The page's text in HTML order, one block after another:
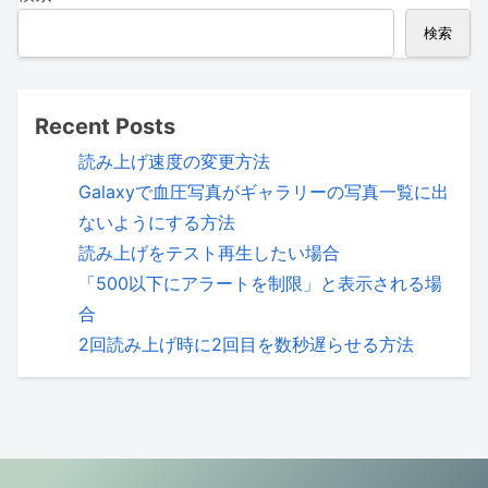
検索
Recent Posts
読み上げ速度の変更方法
Galaxyで血圧写真がギャラリーの写真一覧に出
ないようにする方法
読み上げをテスト再生したい場合
「500以下にアラートを制限」と表示される場
合
2回読み上げ時に2回目を数秒遅らせる方法